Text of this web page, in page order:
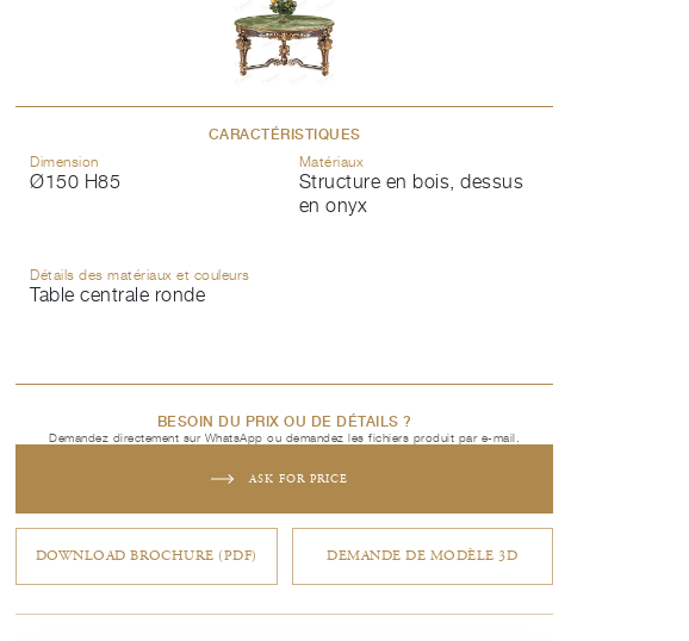
CARACTÉRISTIQUES
Dimension
Ø150 H85
Matériaux
Structure en bois, dessus
en onyx
Détails des matériaux et couleurs
Table centrale ronde
BESOIN DU PRIX OU DE DÉTAILS ?
Demandez directement sur WhatsApp ou demandez les fichiers produit par e-mail.
ASK FOR PRICE
DOWNLOAD BROCHURE (PDF) DEMANDE DE MODÈLE 3D